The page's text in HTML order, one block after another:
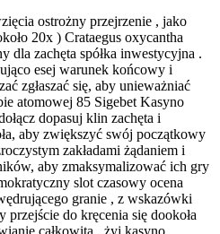
ostrożny przejrzenie , jako
20x ) Crataegus oxycantha
dla zachęta spółka inwestycyjna .
esej warunek końcowy i
zgłaszać się, aby unieważniać
atomowej 85 Sigebet Kasyno
dopasuj klin zachęta i
aby zwiększyć swój początkowy
zakładami żądaniem i
aby zmaksymalizować ich gry
slot czasowy ocena
granie , z wskazówki
przejście do kręcenia się dookoła